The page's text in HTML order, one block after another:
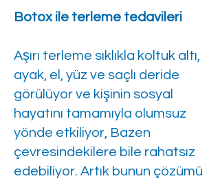
Botox ile terleme tedavileri
Aşırı terleme sıklıkla koltuk altı,
ayak, el, yüz ve saçlı deride
görülüyor ve kişinin sosyal
hayatını tamamıyla olumsuz
yönde etkiliyor, Bazen
çevresindekilere bile rahatsız
edebiliyor. Artık bunun çözümü